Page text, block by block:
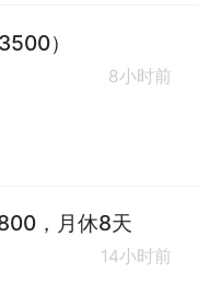
）
8小时前
，月休8天
14小时前